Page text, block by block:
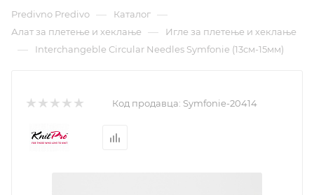
Predivno Predivo — Каталог —
Алат за плетење и хеклање — Игле за плетење и хеклање
— Interchangeble Circular Needles Symfonie (13см-15мм)
Код продавца: Symfonie-20414